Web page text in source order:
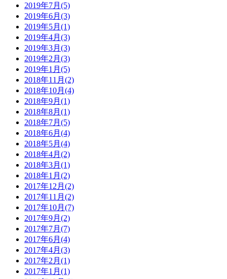
2019年7月(5)
2019年6月(3)
2019年5月(1)
2019年4月(3)
2019年3月(3)
2019年2月(3)
2019年1月(5)
2018年11月(2)
2018年10月(4)
2018年9月(1)
2018年8月(1)
2018年7月(5)
2018年6月(4)
2018年5月(4)
2018年4月(2)
2018年3月(1)
2018年1月(2)
2017年12月(2)
2017年11月(2)
2017年10月(7)
2017年9月(2)
2017年7月(7)
2017年6月(4)
2017年4月(3)
2017年2月(1)
2017年1月(1)